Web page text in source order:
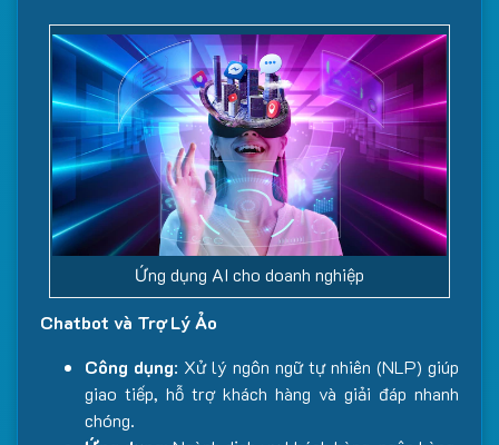
Ứng dụng AI cho doanh nghiệp
Chatbot và Trợ Lý Ảo
Công dụng: Xử lý ngôn ngữ tự nhiên (NLP) giúp
giao tiếp, hỗ trợ khách hàng và giải đáp nhanh
chóng.